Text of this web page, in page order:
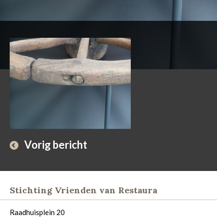
Vorig bericht
Stichting Vrienden van Restaura
Raadhuisplein 20